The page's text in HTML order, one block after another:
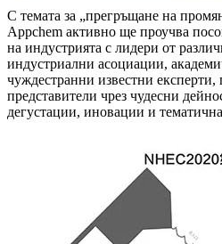
С темата за „прегръщане на
Appchem активно ще проучва
на индустрията с лидери от
индустриални асоциации,
чуждестранни известни
представители чрез чудесни
дегустации, иновации и